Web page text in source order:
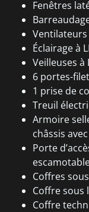
Fenêtres
Éclairage à
Veilleuses à
6 portes-
1 prise de
Treuil
Armoire
châssis
Porte
Coffres
Coffre sous
Coffre